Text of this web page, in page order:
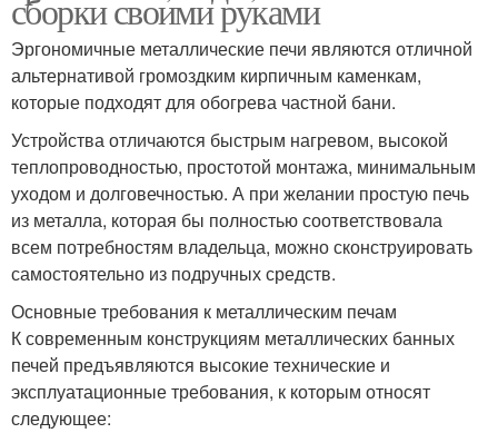
сборки своими руками
Эргономичные металлические печи являются отличной
альтернативой громоздким кирпичным каменкам,
которые подходят для обогрева частной бани.
Устройства отличаются быстрым нагревом, высокой
теплопроводностью, простотой монтажа, минимальным
уходом и долговечностью. А при желании простую печь
из металла, которая бы полностью соответствовала
всем потребностям владельца, можно сконструировать
самостоятельно из подручных средств.
Основные требования к металлическим печам
К современным конструкциям металлических банных
печей предъявляются высокие технические и
эксплуатационные требования, к которым относят
следующее: